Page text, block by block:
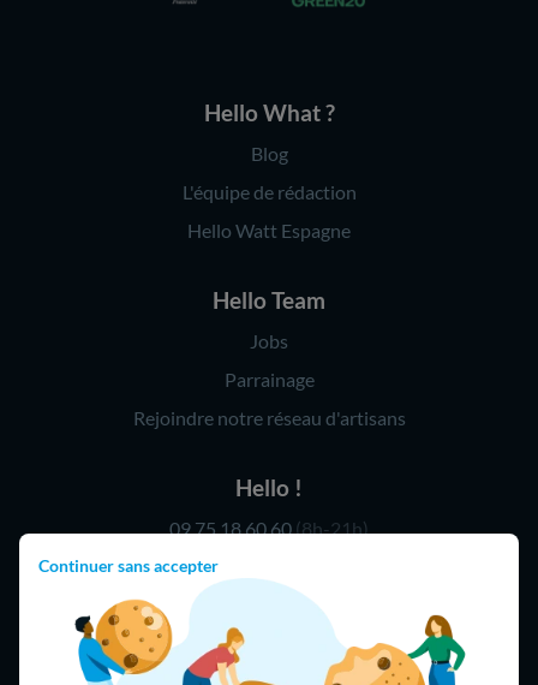
Continuer sans accepter
Hello What ?
Blog
L'équipe de rédaction
Hello Watt Espagne
Hello Team
Jobs
Parrainage
Rejoindre notre réseau d'artisans
Hello !
09 75 18 60 60(8h-21h)